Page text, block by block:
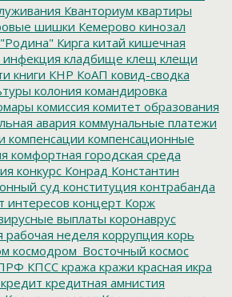
Кванториум квартиры
шишки Кемерово кинозал
Кирга китай кишечная
кладбище клещ клещи
книги КНР КоАП ковид-сводка
колония командировка
комиссия комитет образования
авария коммунальные платежи
компенсации компенсационные
комфортная городская среда
конкурс Конрад Константин
суд конституция контрабанда
интересов концерт Корж
выплаты коронаврус
рабочая неделя коррупция корь
космодром_Восточный космос
КПСС кража кражи красная икра
кредит кредитная амнистия